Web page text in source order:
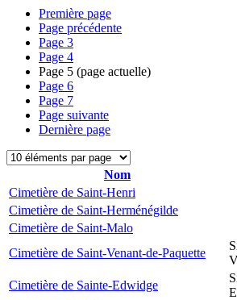
Première page
Page précédente
Page 3
Page 4
Page 5 (page actuelle)
Page 6
Page 7
Page suivante
Dernière page
Nom
Cimetière de Saint-Henri
Cimetière de Saint-Herménégilde
Cimetière de Saint-Malo
Cimetière de Saint-Venant-de-Paquette
Cimetière de Sainte-Edwidge